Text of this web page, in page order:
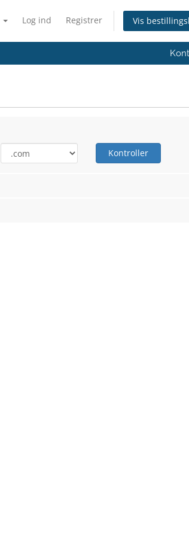
Log ind Registrer Vis
Kontroller